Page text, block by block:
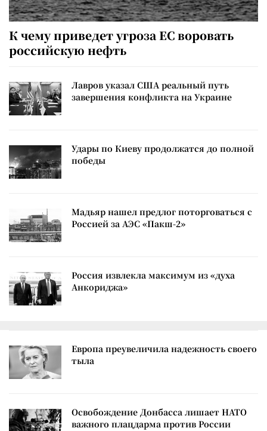
К чему приведет угроза ЕС воровать
российскую нефть
Лавров указал США реальный путь
завершения конфликта на Украине
Удары по Киеву продолжатся до полной
победы
Мадьяр нашел предлог поторговаться с
Россией за АЭС «Пакш-2»
Россия извлекла максимум из «духа
Анкориджа»
Европа преувеличила надежность своего
тыла
Освобождение Донбасса лишает НАТО
важного плацдарма против России